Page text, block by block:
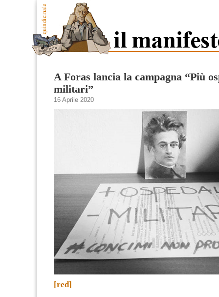
A Foras lancia la campagna “Più
militari”
16 Aprile 2020
[red]